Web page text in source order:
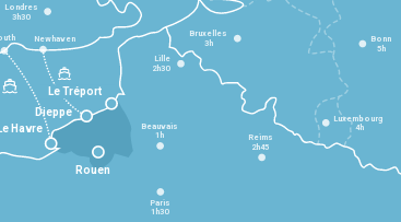
Le Havre
Dieppe
Le Tréport
Paris
1h30
Beauvais
1h Reims
2h45
Lille
2h30
Bruxelles
3h
Londres
3h30
Newhaven Bonn
5h
Luxembourg
4h
Rouen